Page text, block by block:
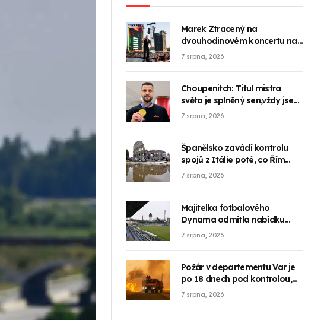
Marek Ztracený na
dvouhodinovém koncertu na
Letné nabídl většinu svých hitů
7 srpna, 2026
Choupenitch: Titul mistra
světa je splněný sen,vždy jsem
snil o tom být nejlepší
7 srpna, 2026
Španělsko zavádí kontrolu
spojů z Itálie poté, co Řím
odmítl zrušit své kontroly
7 srpna, 2026
Majitelka fotbalového
Dynama odmítla nabídku
Jihočeského kraje na odkup
7 srpna, 2026
Požár v departementu Var je
po 18 dnech pod kontrolou,
uvedla prefektura
7 srpna, 2026